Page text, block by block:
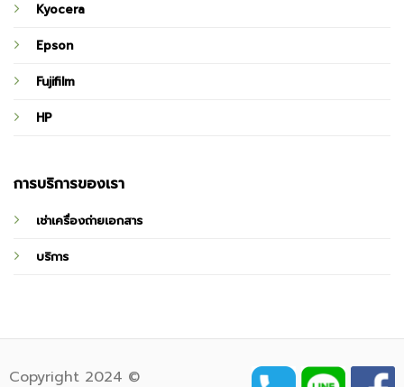
Kyocera
Epson
Fujifilm
HP
การบริการของเรา
เช่าเครื่องถ่ายเอกสาร
บริการ
Copyright 2024 ©